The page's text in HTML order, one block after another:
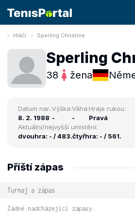
Hráči Sperling Christine
Sperling
38 žena
Datum nar.:
8. 2. 1988
Výška:
-
Váha:
-
Hraje rukou:
Pravá
Aktuální/nejvyšší umístění:
dvouhra: - / 483.čtyřhra: - / 561.
Příští zápas
Turnaj a zápas
Žádné nadcházející zápasy.